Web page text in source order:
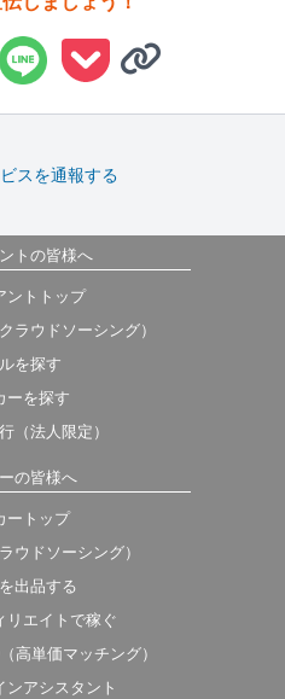
スを通報する
トの皆様へ
ントトップ
ラウドソーシング）
を探す
ーを探す
（法人限定）
の皆様へ
ートップ
ウドソーシング）
出品する
リエイトで稼ぐ
高単価マッチング）
ンアシスタント